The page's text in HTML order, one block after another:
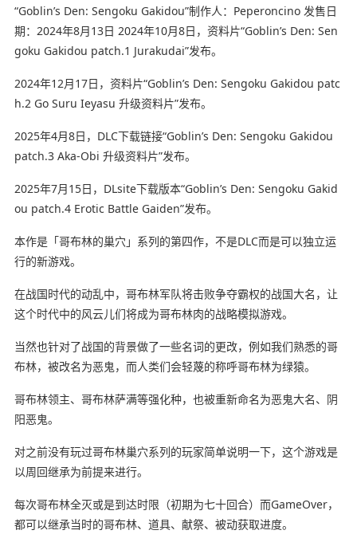
“Goblin’s Den: Sengoku Gakidou”制作人：Peperoncino 发售日
期：2024年8月13日 2024年10月8日，资料片“Goblin’s Den: Sen
goku Gakidou patch.1 Jurakudai”发布。
2024年12月17日，资料片“Goblin’s Den: Sengoku Gakidou patc
h.2 Go Suru Ieyasu 升级资料片”发布。
2025年4月8日，DLC下载链接“Goblin’s Den: Sengoku Gakidou
patch.3 Aka-Obi 升级资料片”发布。
2025年7月15日，DLsite下载版本“Goblin’s Den: Sengoku Gakid
ou patch.4 Erotic Battle Gaiden”发布。
本作是「哥布林的巢穴」系列的第四作，不是DLC而是可以独立运
行的新游戏。
在战国时代的动乱中，哥布林军队将击败争夺霸权的战国大名，让
这个时代中的风云儿们将成为哥布林肉的战略模拟游戏。
当然也针对了战国的背景做了一些名词的更改，例如我们熟悉的哥
布林，被改名为恶鬼，而人类们会轻蔑的称呼哥布林为绿猿。
哥布林领主、哥布林萨满等强化种，也被重新命名为恶鬼大名、阴
阳恶鬼。
对之前没有玩过哥布林巢穴系列的玩家简单说明一下，这个游戏是
以周回继承为前提来进行。
每次哥布林全灭或是到达时限（初期为七十回合）而GameOver，
都可以继承当时的哥布林、道具、献祭、被动获取进度。